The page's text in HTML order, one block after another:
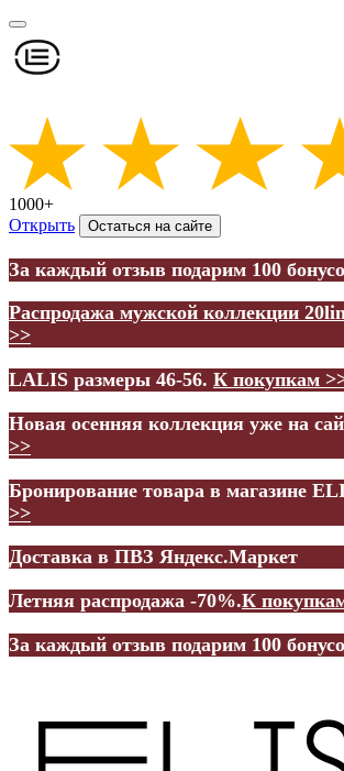
1000+
Открыть
Остаться на сайте
За каждый отзыв подарим 100
Распродажа мужской коллекции
>>
LALIS размеры 46-56. К покупкам
Новая осенняя коллекция уже на
>>
Бронирование товара в магазине
>>
Доставка в ПВЗ Яндекс.Маркет
Летняя распродажа -70%.К
За каждый отзыв подарим 100